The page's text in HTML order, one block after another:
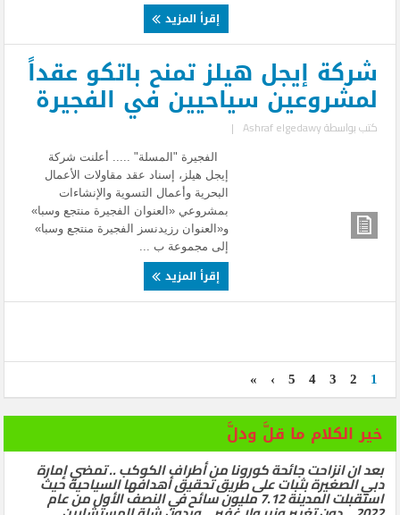
إقرأ المزيد
شركة إيجل هيلز تمنح باتكو عقداً
لمشروعين سياحيين في الفجيرة
كتب بواسطةAshraf elgedawy
|
الفجيرة "المسلة" ..... أعلنت شركة
إيجل هيلز، إسناد عقد مقاولات الأعمال
البحرية وأعمال التسوية والإنشاءات
بمشروعي «العنوان الفجيرة منتجع وسبا»
و«العنوان رزيدنسز الفجيرة منتجع وسبا»
إلى مجموعة ب ...
إقرأ المزيد
1
2
3
4
5
›
»
خير الكلام ما قلَّ ودلَّ
بعد ان انزاحت جائحة كورونا من أطراف الكوكب .. تمضي إمارة
دبي الصغيرة بثبات على طريق تحقيق أهدافها السياحية حيث
استقبلت المدينة 7.12 مليون سائح في النصف الأول من عام